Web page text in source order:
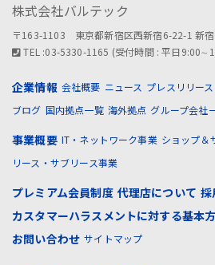
株式会社バルテック
〒163-1103 東京都新宿区西新宿6-22-1 新
TEL :03-5330-1165 (受付時間 : 平日
企業情報 会社概要 ニュース プレスリリース
ブログ 国内拠点一覧 海外拠点 グループ会社
事業概要 IT・ネットワーク事業 ショップ＆
リース・サブリース事業
プレミアム会員制度 代理店について 採
カスタマーハラスメントに対する基本
お問い合わせ サイトマップ